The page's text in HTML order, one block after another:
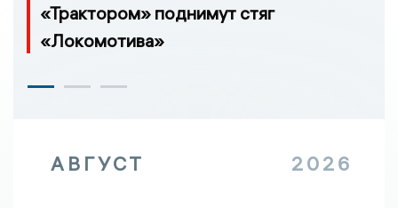
«Трактором» поднимут стяг
«Локомотива»
АВГУСТ 2026